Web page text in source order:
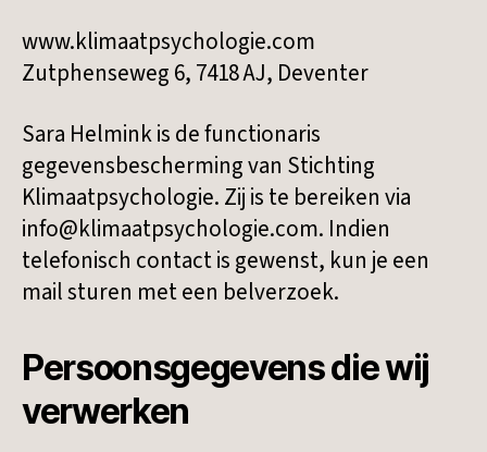
www.klimaatpsychologie.com
Zutphenseweg 6, 7418 AJ, Deventer
Sara Helmink is de functionaris
gegevensbescherming van Stichting
Klimaatpsychologie. Zij is te bereiken via
info@klimaatpsychologie.com. Indien
telefonisch contact is gewenst, kun je een
mail sturen met een belverzoek.
Persoonsgegevens die wij
verwerken